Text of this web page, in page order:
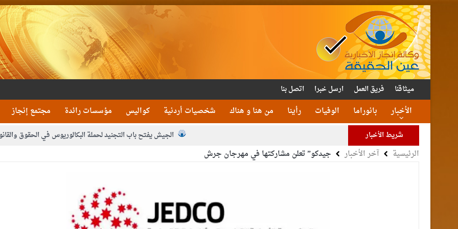
ميثاقنا فريق العمل ارسل خبرا اتصل بنا
الأخبار بانوراما الوفيات رأينا من هنا و هناك شخصيات أردنية كواليس مؤسسات رائدة مجتمع إنجاز
شريط الأخبار
الجيش يفتح باب التجنيد لحملة البكالوريوس في الحقوق
الأمن يتلف 16 مليون حبة كبتاجون و1480 كغم مواد مخدرة
الملك يلتقي مجموعة من رفاق السلاح
الرئيسية آخر الأخبار جيدكو” تعلن مشاركتها في مهرجان جرش